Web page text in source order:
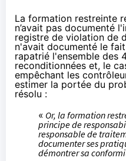
La formation restreinte
n’avait pas documenté
registre de violation de
n'avait documenté le
rapatrié l'ensemble des
reconditionnées et, le
empêchant les
estimer la portée du
résolu :
« Or, la formation
principe de
responsable de
documenter ses
démontrer sa